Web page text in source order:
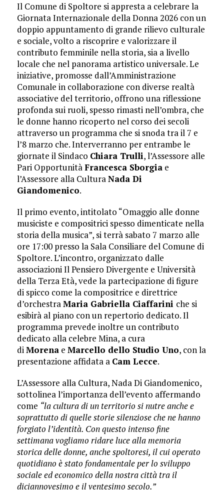
Il Comune di Spoltore si appresta a celebrare la
Giornata Internazionale della Donna 2026 con un
doppio appuntamento di grande rilievo culturale
e sociale, volto a riscoprire e valorizzare il
contributo femminile nella storia, sia a livello
locale che nel panorama artistico universale. Le
iniziative, promosse dall’Amministrazione
Comunale in collaborazione con diverse realtà
associative del territorio, offrono una riflessione
profonda sui ruoli, spesso rimasti nell’ombra, che
le donne hanno ricoperto nel corso dei secoli
attraverso un programma che si snoda tra il 7 e
l’8 marzo che. Interverranno per entrambe le
giornate il Sindaco Chiara Trulli, l’Assessore alle
Pari OpportunitàFrancesca Sborgiae
l’Assessore alla CulturaNada Di
Giandomenico.
Il primo evento, intitolato “Omaggio alle donne
musiciste e compositrici spesso dimenticate nella
storia della musica”, si terrà sabato 7 marzo alle
ore 17:00 presso la Sala Consiliare del Comune di
Spoltore. L’incontro, organizzato dalle
associazioni Il Pensiero Divergente e Università
della Terza Età, vede la partecipazione di figure
di spicco come la compositrice e direttrice
d’orchestraMaria Gabriella Ciaffarini che si
esibirà al piano con un repertorio dedicato. Il
programma prevede inoltre un contributo
dedicato alla celebre Mina, a cura
diMorenae Marcello dello Studio Uno, con la
presentazione affidata a Cam Lecce.
L’Assessore alla Cultura, Nada Di Giandomenico,
sottolinea l’importanza dell’evento affermando
come “la cultura di un territorio si nutre anche e
soprattutto di quelle storie silenziose che ne hanno
forgiato l’identità. Con questo intenso fine
settimana vogliamo ridare luce alla memoria
storica delle donne, anche spoltoresi, il cui operato
quotidiano è stato fondamentale per lo sviluppo
sociale ed economico della nostra città tra il
diciannovesimo e il ventesimo secolo.”